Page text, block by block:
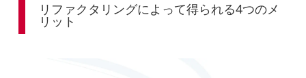
リファクタリングによって得られる4つのメ
リット